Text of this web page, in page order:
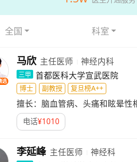
全国 科室
选
马欣 主任医师 神经内科
三甲 首都医科大学宣武医院
博士
副教授 复旦榜A++
擅长：脑血管病、头痛和眩晕性
电话¥1010
李延峰 主任医师 神经科